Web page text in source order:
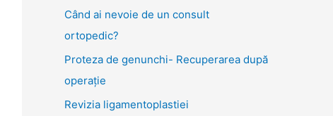
c
:
Când ai nevoie de un consult
ortopedic?
Proteza de genunchi- Recuperarea după
operație
Revizia ligamentoplastiei